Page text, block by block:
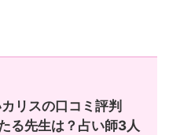
カリスの口コミ評判
る先生は？占い師3人